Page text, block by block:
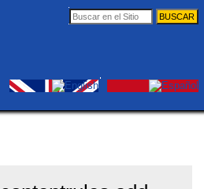
Buscar
Herramientas